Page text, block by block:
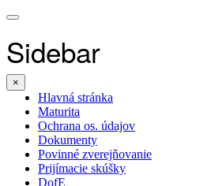
Sidebar
×
Hlavná stránka
Maturita
Ochrana os. údajov
Dokumenty
Povinné zverejňovanie
Prijímacie skúšky
DofE